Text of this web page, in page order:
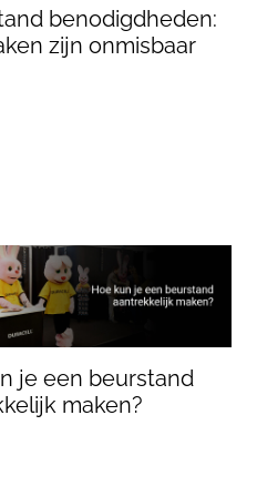
benodigdheden:
zijn onmisbaar
je een beurstand
maken?